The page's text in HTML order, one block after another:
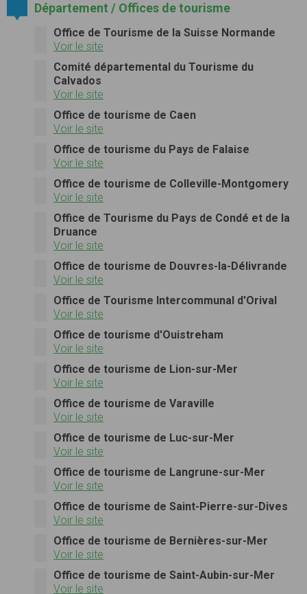
Département / Offices de tourisme
Office de Tourisme de la Suisse Normande
Voir le site
Comité départemental du Tourisme du
Calvados
Voir le site
Office de tourisme de Caen
Voir le site
Office de tourisme du Pays de Falaise
Voir le site
Office de tourisme de Colleville-Montgomery
Voir le site
Office de Tourisme du Pays de Condé et de la
Druance
Voir le site
Office de tourisme de Douvres-la-Délivrande
Voir le site
Office de Tourisme Intercommunal d'Orival
Voir le site
Office de tourisme d'Ouistreham
Voir le site
Office de tourisme de Lion-sur-Mer
Voir le site
Office de tourisme de Varaville
Voir le site
Office de tourisme de Luc-sur-Mer
Voir le site
Office de tourisme de Langrune-sur-Mer
Voir le site
Office de tourisme de Saint-Pierre-sur-Dives
Voir le site
Office de tourisme de Bernières-sur-Mer
Voir le site
Office de tourisme de Saint-Aubin-sur-Mer
Voir le site